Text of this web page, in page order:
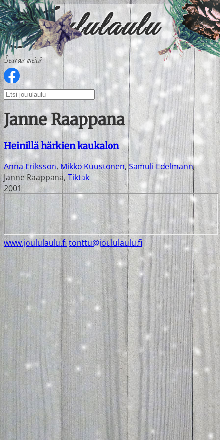
Seuraa meitä
Janne Raappana
Heinillä härkien kaukalon
Anna Eriksson,Mikko Kuustonen,Samuli Edelmann,
Janne Raappana,Tiktak
2001
www.joululaulu.fitonttu@joululaulu.fi